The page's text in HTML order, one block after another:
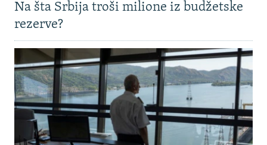
Na šta Srbija troši milione iz budžetske
rezerve?